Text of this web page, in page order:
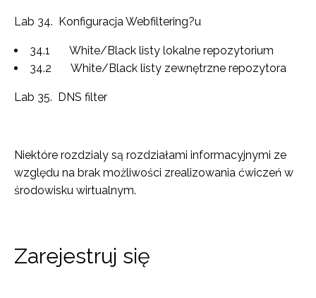
Lab 34. Konfiguracja Webfiltering?u
34.1 White/Black listy lokalne repozytorium
34.2 White/Black listy zewnętrzne repozytora
Lab 35. DNS filter
Niektóre rozdzialy są rozdziałami informacyjnymi ze
względu na brak możliwości zrealizowania ćwiczeń w
środowisku wirtualnym.
Zarejestruj się